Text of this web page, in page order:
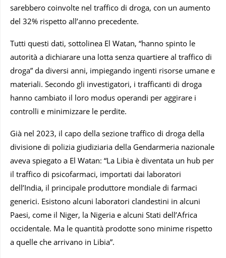
sarebbero coinvolte nel traffico di droga, con un aumento
del 32% rispetto all’anno precedente.
Tutti questi dati, sottolinea El Watan, “hanno spinto le
autorità a dichiarare una lotta senza quartiere al traffico di
droga” da diversi anni, impiegando ingenti risorse umane e
materiali. Secondo gli investigatori, i trafficanti di droga
hanno cambiato il loro modus operandi per aggirare i
controlli e minimizzare le perdite.
Già nel 2023, il capo della sezione traffico di droga della
divisione di polizia giudiziaria della Gendarmeria nazionale
aveva spiegato a El Watan: “La Libia è diventata un hub per
il traffico di psicofarmaci, importati dai laboratori
dell’India, il principale produttore mondiale di farmaci
generici. Esistono alcuni laboratori clandestini in alcuni
Paesi, come il Niger, la Nigeria e alcuni Stati dell’Africa
occidentale. Ma le quantità prodotte sono minime rispetto
a quelle che arrivano in Libia”.